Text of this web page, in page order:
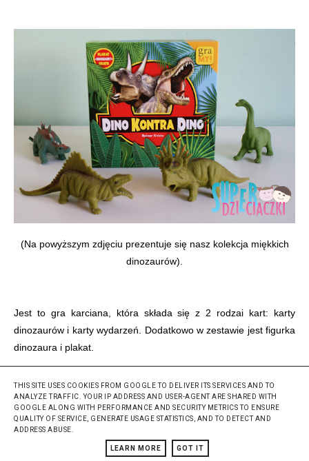
(Na powyższym zdjęciu prezentuje się nasz kolekcja miękkich
dinozaurów).
Jest to gra karciana, która składa się z 2 rodzai kart: karty
dinozaurów i karty wydarzeń. Dodatkowo w zestawie jest figurka
dinozaura i plakat.
THIS SITE USES COOKIES FROM GOOGLE TO DELIVER ITS SERVICES AND TO
ANALYZE TRAFFIC. YOUR IP ADDRESS AND USER-AGENT ARE SHARED WITH
GOOGLE ALONG WITH PERFORMANCE AND SECURITY METRICS TO ENSURE
QUALITY OF SERVICE, GENERATE USAGE STATISTICS, AND TO DETECT AND
ADDRESS ABUSE.
LEARN MORE GOT IT